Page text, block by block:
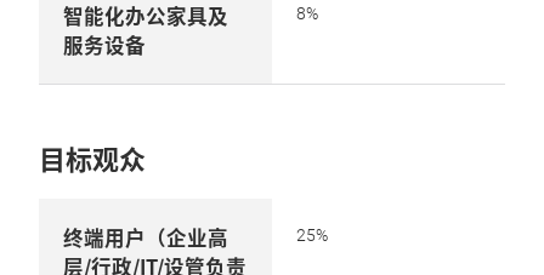
智能化办公家具及
服务设备
8%
目标观众
终端用户（企业高
层/行政/IT/设管负责
25%